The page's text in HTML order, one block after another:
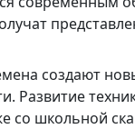
создают
Развитие
со школьной